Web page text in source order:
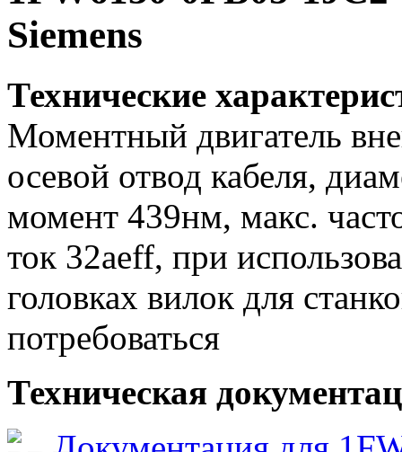
Siemens
Технические
Моментный двигатель
осевой отвод кабеля,
момент 439нм, макс.
ток 32aeff, при
головках вилок для
потребоваться
Техническая